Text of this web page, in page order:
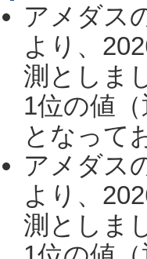
アメダス
より、
測としま
1位の値
となって
アメダス
より、
測としま